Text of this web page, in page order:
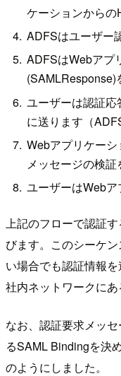
ケーションからの
ADFSはユーザー
ADFSはWebアプ
(SAMLResponse)
ユーザーは認証
に送ります（
Webアプリケー
メッセージの検証
ユーザーはWeb
上記のフローで認証
びます。このシーケ
い場合でも認証情報
社内ネットワークにあ
なお、認証要求メッ
るSAML Bindingを決
のようにしました。